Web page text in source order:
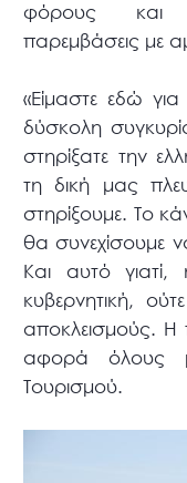
φόρους και
παρεμβάσεις με
«Είμαστε εδώ
δύσκολη
στηρίξατε την
τη δική μας
στηρίξουμε. Το
θα συνεχίσουμε
Και αυτό γιατί,
κυβερνητική,
αποκλεισμούς. Η
αφορά όλους
Τουρισμού.